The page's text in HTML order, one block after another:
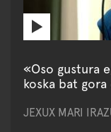
«Oso gustura
koska bat
JEXUX MARI